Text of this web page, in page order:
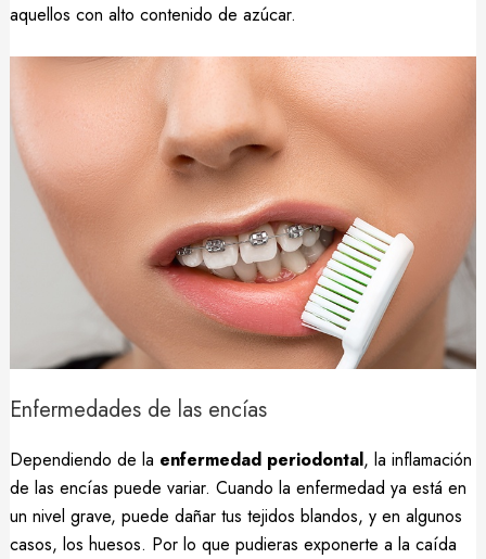
aquellos con alto contenido de azúcar.
Enfermedades de las encías
Dependiendo de la enfermedad periodontal, la inflamación
de las encías puede variar. Cuando la enfermedad ya está en
un nivel grave, puede dañar tus tejidos blandos, y en algunos
casos, los huesos. Por lo que pudieras exponerte a la caída